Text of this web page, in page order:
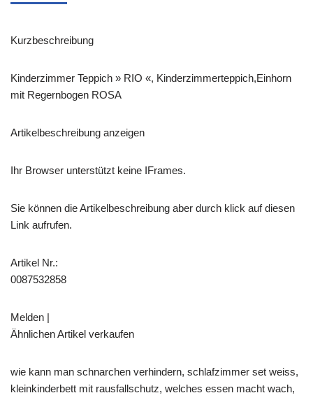
Kurzbeschreibung
Kinderzimmer Teppich » RIO «, Kinderzimmerteppich,Einhorn
mit Regernbogen ROSA
Artikelbeschreibung anzeigen
Ihr Browser unterstützt keine IFrames.
Sie können die Artikelbeschreibung aber durch klick auf diesen
Link aufrufen.
Artikel Nr.:
0087532858
Melden |
Ähnlichen Artikel verkaufen
wie kann man schnarchen verhindern, schlafzimmer set weiss,
kleinkinderbett mit rausfallschutz, welches essen macht wach,